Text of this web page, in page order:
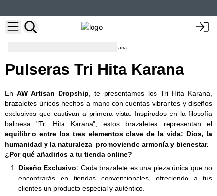
Pulseras Tri Hita Karana
Pulseras Tri Hita Karana
En AW Artisan Dropship, te presentamos los Tri Hita Karana,
brazaletes únicos hechos a mano con cuentas vibrantes y diseños
exclusivos que cautivan a primera vista. Inspirados en la filosofía
balinesa "Tri Hita Karana", estos brazaletes representan el
equilibrio entre los tres elementos clave de la vida: Dios, la
humanidad y la naturaleza, promoviendo armonía y bienestar.
¿Por qué añadirlos a tu tienda online?
Diseño Exclusivo: Cada brazalete es una pieza única que no
encontrarás en tiendas convencionales, ofreciendo a tus
clientes un producto especial y auténtico.